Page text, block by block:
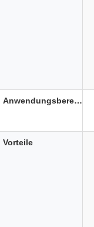
Anwendungsbereich
Vorteile